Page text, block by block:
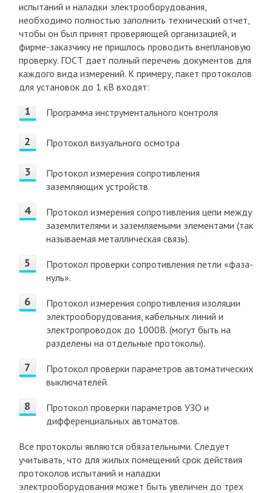
испытаний и наладки электрооборудования,
необходимо полностью заполнить технический отчет,
чтобы он был принят проверяющей организацией, и
фирме-заказчику не пришлось проводить внеплановую
проверку. ГОСТ дает полный перечень документов для
каждого вида измерений. К примеру, пакет протоколов
для установок до 1 кВ входят:
Программа инструментального контроля
Протокол визуального осмотра
Протокол измерения сопротивления
заземляющих устройств.
Протокол измерения сопротивления цепи между
заземлителями и заземляемыми элементами (так
называемая металлическая связь).
Протокол проверки сопротивления петли «фаза-
нуль».
Протокол измерения сопротивления изоляции
электрооборудования, кабельных линий и
электропроводок до 1000В. (могут быть на
разделены на отдельные протоколы).
Протокол проверки параметров автоматических
выключателей.
Протокол проверки параметров УЗО и
дифференциальных автоматов.
Все протоколы являются обязательными. Следует
учитывать, что для жилых помещений срок действия
протоколов испытаний и наладки
электрооборудования может быть увеличен до трех